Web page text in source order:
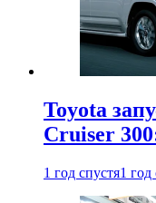
Toyota
Cruiser
1 год спустя1 год